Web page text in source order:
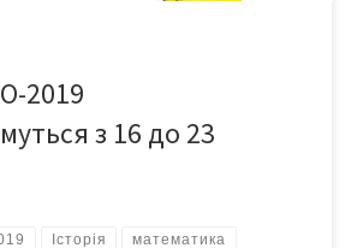
2019
з 16 до 23
Історія математика